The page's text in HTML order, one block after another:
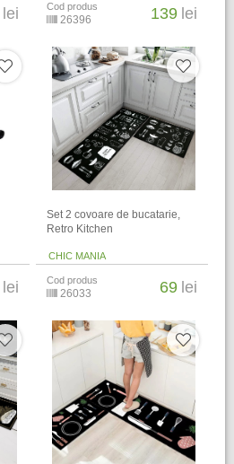
lei Cod produs
26396 139 lei
lei
​Set 2 covoare de bucatarie,
Retro Kitchen
CHIC MANIA
Cod produs
26033 69 lei